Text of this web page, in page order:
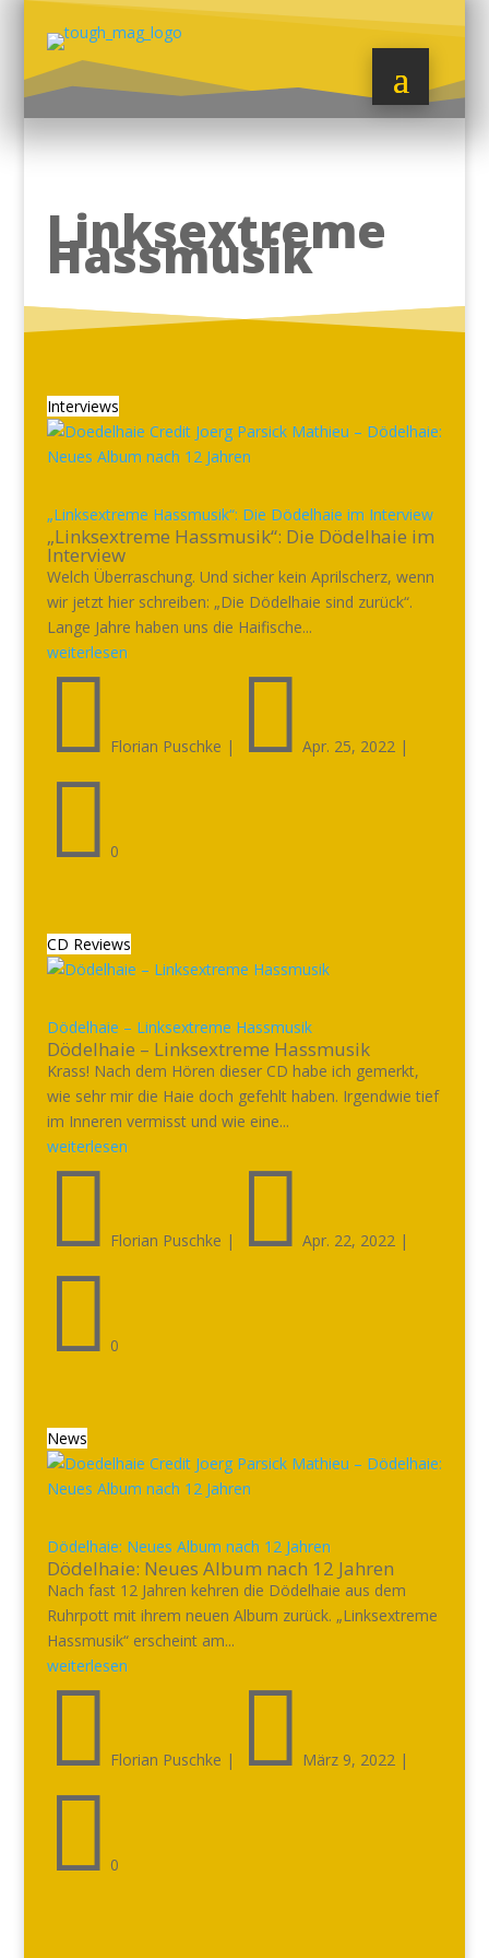
Linksextreme
Hassmusik
Interviews
„Linksextreme Hassmusik“: Die Dödelhaie im Interview
„Linksextreme Hassmusik“: Die Dödelhaie im
Interview
Welch Überraschung. Und sicher kein Aprilscherz, wenn
wir jetzt hier schreiben: „Die Dödelhaie sind zurück“.
Lange Jahre haben uns die Haifische...
weiterlesen
 Florian Puschke |  Apr. 25, 2022|
 0
CD Reviews
Dödelhaie – Linksextreme Hassmusik
Dödelhaie – Linksextreme Hassmusik
Krass! Nach dem Hören dieser CD habe ich gemerkt,
wie sehr mir die Haie doch gefehlt haben. Irgendwie tief
im Inneren vermisst und wie eine...
weiterlesen
 Florian Puschke |  Apr. 22, 2022|
 0
News
Dödelhaie: Neues Album nach 12 Jahren
Dödelhaie: Neues Album nach 12 Jahren
Nach fast 12 Jahren kehren die Dödelhaie aus dem
Ruhrpott mit ihrem neuen Album zurück. „Linksextreme
Hassmusik“ erscheint am...
weiterlesen
 Florian Puschke |  März 9, 2022|
 0